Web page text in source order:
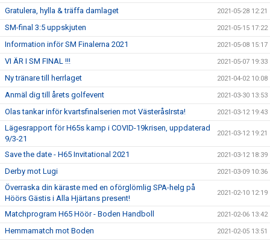
Gratulera, hylla & träffa damlaget 2021-05-28 12:21
SM-final 3:5 uppskjuten 2021-05-15 17:22
Information inför SM Finalerna 2021 2021-05-08 15:17
VI ÄR I SM FINAL !!! 2021-05-07 19:33
Ny tränare till herrlaget 2021-04-02 10:08
Anmäl dig till årets golfevent 2021-03-30 13:53
Olas tankar inför kvartsfinalserien mot VästeråsIrsta! 2021-03-12 19:43
Lägesrapport för H65s kamp i COVID-19krisen, uppdaterad
9/3-21
2021-03-12 19:21
Save the date - H65 Invitational 2021 2021-03-12 18:39
Derby mot Lugi 2021-03-09 10:36
Överraska din käraste med en oförglömlig SPA-helg på
Höörs Gästis i Alla Hjärtans present!
2021-02-10 12:19
Matchprogram H65 Höör - Boden Handboll 2021-02-06 13:42
Hemmamatch mot Boden 2021-02-05 13:51